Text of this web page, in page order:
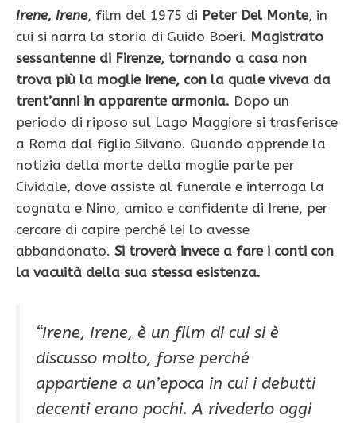
Irene, Irene, film del 1975 di Peter Del Monte, in
cui si narra la storia di Guido Boeri. Magistrato
sessantenne di Firenze, tornando a casa non
trova più la moglie Irene, con la quale viveva da
trent’anni in apparente armonia. Dopo un
periodo di riposo sul Lago Maggiore si trasferisce
a Roma dal figlio Silvano. Quando apprende la
notizia della morte della moglie parte per
Cividale, dove assiste al funerale e interroga la
cognata e Nino, amico e confidente di Irene, per
cercare di capire perché lei lo avesse
abbandonato. Si troverà invece a fare i conti con
la vacuità della sua stessa esistenza.
“Irene, Irene, è un film di cui si è
discusso molto, forse perché
appartiene a un’epoca in cui i debutti
decenti erano pochi. A rivederlo oggi